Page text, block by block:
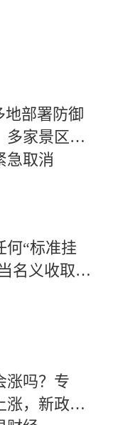
地部署防御
多家景区调
急取消
何“标准挂
名义收取不
涨吗？专
涨，新政有